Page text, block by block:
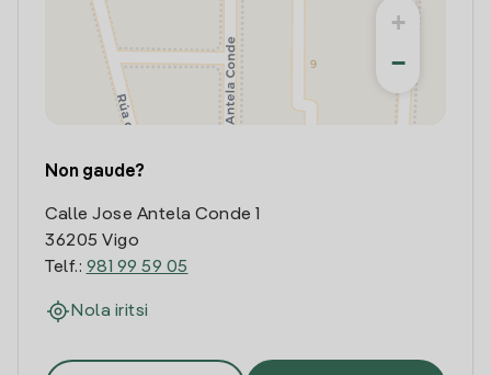
+
−
Non gaude?
Calle Jose Antela Conde 1
36205 Vigo
Telf.: 981 99 59 05
Nola iritsi